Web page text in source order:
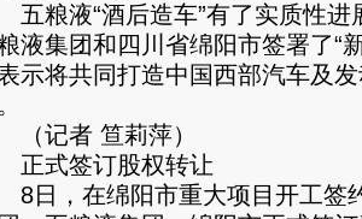
粮液“酒后造车”有了实质性进
液集团和四川省绵阳市签署了“
示将共同打造中国西部汽车及
记者 笪莉萍）
式签订股权转让
，在绵阳市重大项目开工签